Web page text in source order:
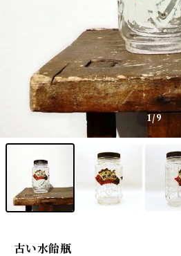
1/9
古い水飴瓶